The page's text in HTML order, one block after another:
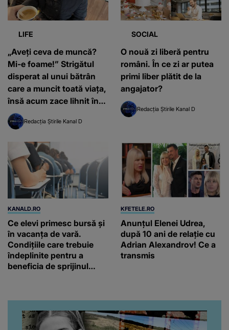
LIFE
„Aveți ceva de muncă?
Mi-e foame!” Strigătul
disperat al unui bătrân
care a muncit toată viața,
însă acum zace lihnit într-
o gară
Redacția Știrile Kanal D
SOCIAL
O nouă zi liberă pentru
români. În ce zi ar putea
primi liber plătit de la
angajator?
Redacția Știrile Kanal D
KANALD.RO
Ce elevi primesc bursă și
în vacanța de vară.
Condițiile care trebuie
îndeplinite pentru a
beneficia de sprijinul
KFETELE.RO
Anunțul Elenei Udrea,
după 10 ani de relație cu
Adrian Alexandrov! Ce a
transmis